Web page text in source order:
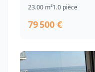
23.00 m²1.0 pièce
79 500 €